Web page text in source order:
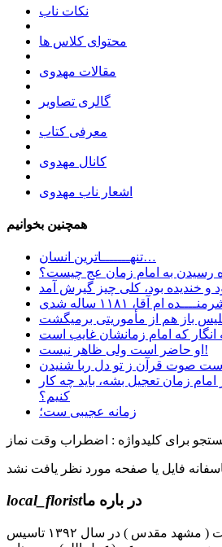
نکات ناب
محتوای کلاس ها
مقالات مهدوی
گالری تصاویر
معرفی کتاب
کانال مهدوی
اشعار ناب مهدوی
همچنین بخوانیم
تنهـــــــاترین انسان…
رسیدن به امام زمان عج چیست؟
باز هم از مأموريتی برمیگشت
او حاضر است ولی ظاهر نیست!
صوت قرآن ز تو دل ربا شنیدن
زمان تعجیل بشه، باید چه کار
کنیم؟
زمانه عجیبی ست؛
برای کلیدواژه : اضطراب وقت نماز
local_floristدر باره ما
کانون مهدویت صبح عدالت ( مشهد مقدس ) در سال ۱۳۹۲ تاسیس